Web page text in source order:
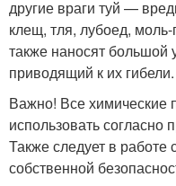
другие враги туй —
клещ, тля, лубоед,
также наносят большой
приводящий к их гибели.
Важно! Все химические
использовать
Также следует в
собственной